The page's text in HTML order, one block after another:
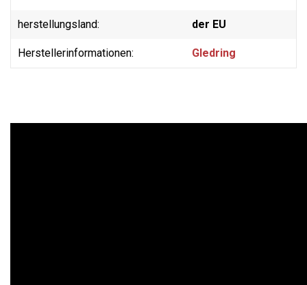
herstellungsland: der EU
Herstellerinformationen: Gledring